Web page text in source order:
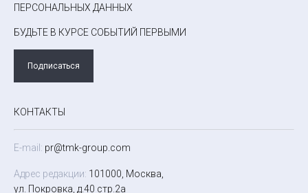
ПЕРСОНАЛЬНЫХ ДАННЫХ
БУДЬТЕ В КУРСЕ СОБЫТИЙ ПЕРВЫМИ
Подписаться
КОНТАКТЫ
E-mail: pr@tmk-group.com
Адрес редакции: 101000, Москва,
ул. Покровка, д.40 стр.2а